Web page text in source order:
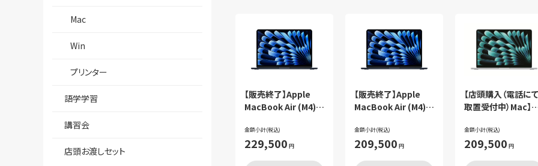
Mac
Win
プリンター
語学学習
講習会
店頭お渡しセット
【販売終了】Apple
MacBook Air (M4)
ト プレミアムセット
金額小計(税込)
229,500 円
【販売終了】Apple
MacBook Air (M4)
ト セット
金額小計(税込)
209,500 円
【店頭購入（電話にて
取置受付中）Mac】
(M4) MW0X3J/Aシル
バー セット
金額小計(税込)
209,500 円